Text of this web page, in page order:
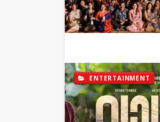
ENTERTAINMENT